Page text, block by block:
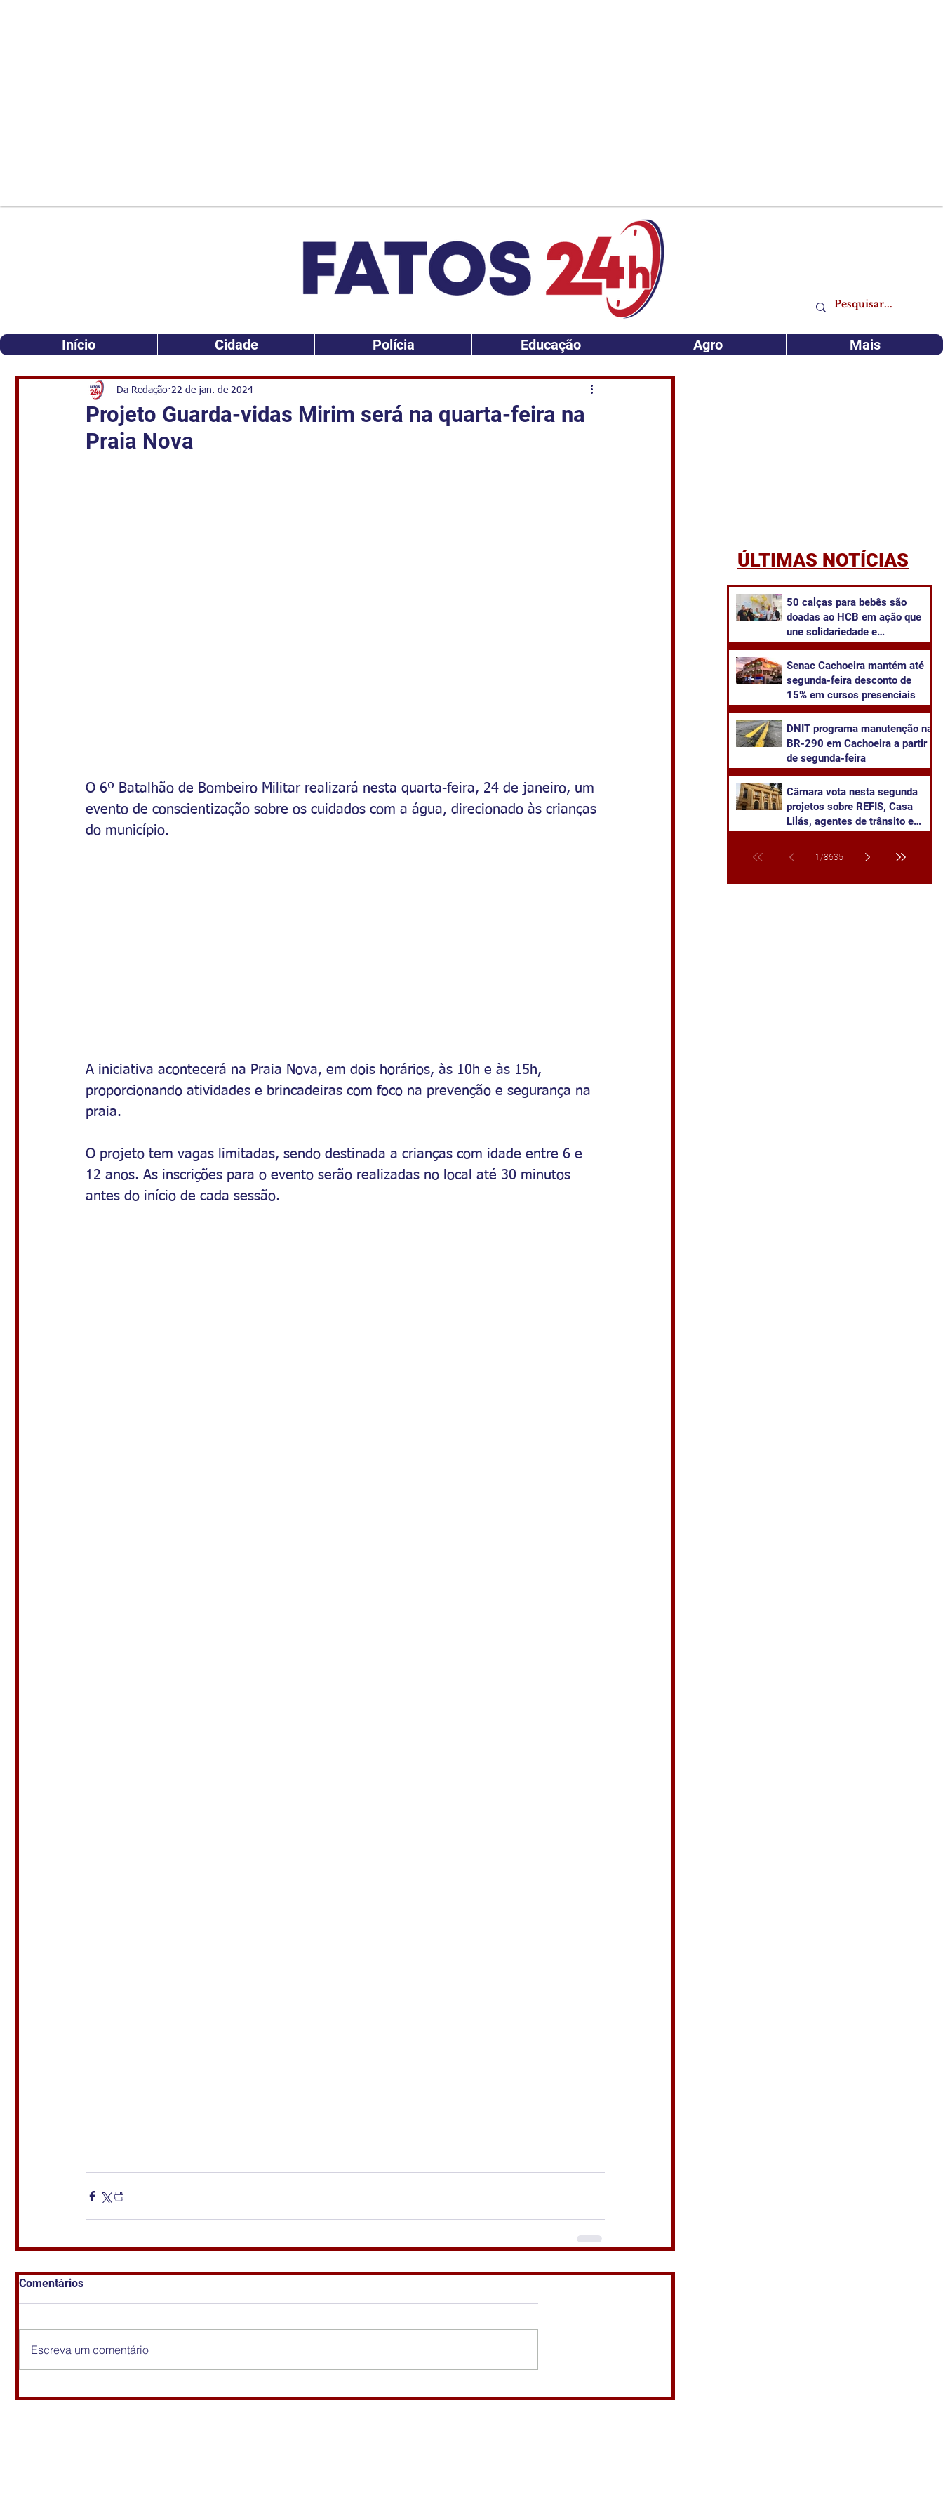
Início Cidade Polícia Educação Agro Mais
Projeto Guarda-vidas Mirim será na quarta-feira na
Praia Nova
Da Redação 22 de jan. de 2024
O 6º Batalhão de Bombeiro Militar realizará nesta quarta-feira, 24 de janeiro, um
evento de conscientização sobre os cuidados com a água, direcionado às crianças
do município.
A iniciativa acontecerá na Praia Nova, em dois horários, às 10h e às 15h,
proporcionando atividades e brincadeiras com foco na prevenção e segurança na
praia.
O projeto tem vagas limitadas, sendo destinada a crianças com idade entre 6 e
12 anos. As inscrições para o evento serão realizadas no local até 30 minutos
antes do início de cada sessão.
Comentários
Escreva um comentário
ÚLTIMAS NOTÍCIAS
50 calças para bebês são
doadas ao HCB em ação que
une solidariedade e
Senac Cachoeira mantém até
segunda-feira desconto de
15% em cursos presenciais
DNIT programa manutenção na
BR-290 em Cachoeira a partir
de segunda-feira
Câmara vota nesta segunda
projetos sobre REFIS, Casa
Lilás, agentes de trânsito e
1 /8635